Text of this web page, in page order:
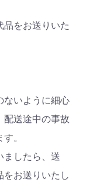
品をお送りいた
ないように細心
配送途中の事故
。
ましたら、送
をお送りいたし